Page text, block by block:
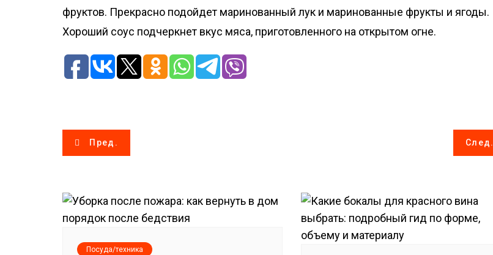
фруктов. Прекрасно подойдет маринованный лук и маринованные фрукты и ягоды.
Хороший соус подчеркнет вкус мяса, приготовленного на открытом огне.
Н
в
и
Пред. След.
Посуда/техника